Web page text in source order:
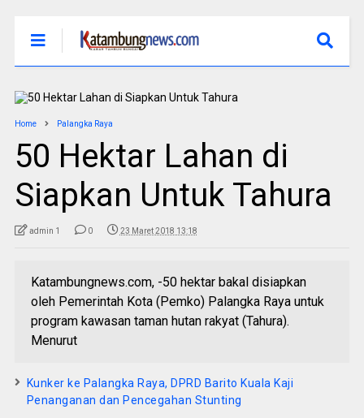
Home Palangka Raya
50 Hektar Lahan di
Siapkan Untuk Tahura
admin 1 0 23 Maret 2018 13:18
Katambungnews.com, -50 hektar bakal disiapkan
oleh Pemerintah Kota (Pemko) Palangka Raya untuk
program kawasan taman hutan rakyat (Tahura).
Menurut
Kunker ke Palangka Raya, DPRD Barito Kuala Kaji
Penanganan dan Pencegahan Stunting